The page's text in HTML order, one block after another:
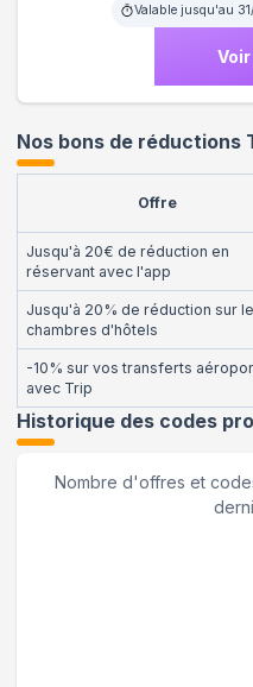
Valable jusqu'au
Nos bons de réductions
Offre
Jusqu'à 20€ de réduction en
réservant avec l'app
Jusqu'à 20% de réduction sur
chambres d'hôtels
-10% sur vos transferts
avec Trip
Historique des codes
Nombre d'offres et